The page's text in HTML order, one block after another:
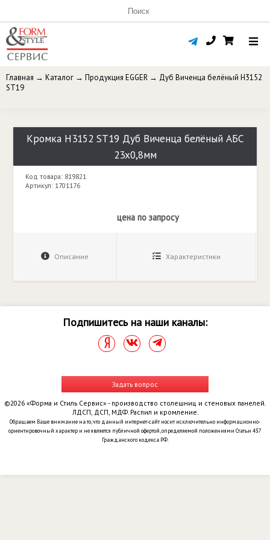
Главная → Каталог → Продукция EGGER → Дуб Виченца белёный H3152
ST19
Кромка H3152 ST19 Дуб Виченца белёный АБС
23х0,8мм
Код товара: 819821
Артикул: 1701176
цена по запросу
Описание Характеристики
Подпишитесь на наши каналы:
Задать вопрос
©2026 «Форма и Стиль Сервис» - производство столешниц и стеновых панелей.
ЛДСП, ДСП, МДФ. Распил и кромление.
Обращаем Ваше внимание на то, что данный интернет-сайт носит исключительно информационно-
ориентировочный характер и не является публичной офертой, определяемой положениями Статьи 437
Гражданского кодекса РФ.